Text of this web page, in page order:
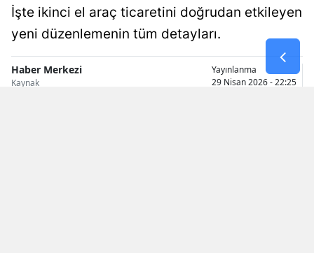
Kahramanmaraş
Muğla
İşte ikinci el araç ticaretini doğrudan etkileyen
yeni düzenlemenin tüm detayları.
Haber Merkezi
Kaynak
Yayınlanma
29 Nisan 2026 - 22:25